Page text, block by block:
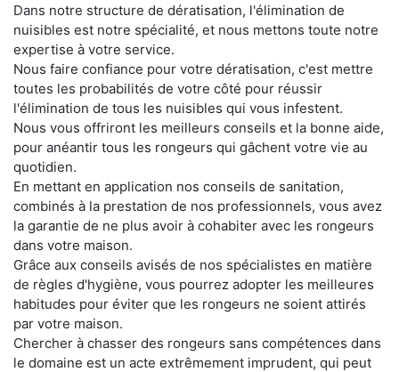
Dans notre structure de dératisation, l'élimination de
nuisibles est notre spécialité, et nous mettons toute notre
expertise à votre service.
Nous faire confiance pour votre dératisation, c'est mettre
toutes les probabilités de votre côté pour réussir
l'élimination de tous les nuisibles qui vous infestent.
Nous vous offriront les meilleurs conseils et la bonne aide,
pour anéantir tous les rongeurs qui gâchent votre vie au
quotidien.
En mettant en application nos conseils de sanitation,
combinés à la prestation de nos professionnels, vous avez
la garantie de ne plus avoir à cohabiter avec les rongeurs
dans votre maison.
Grâce aux conseils avisés de nos spécialistes en matière
de règles d'hygiène, vous pourrez adopter les meilleures
habitudes pour éviter que les rongeurs ne soient attirés
par votre maison.
Chercher à chasser des rongeurs sans compétences dans
le domaine est un acte extrêmement imprudent, qui peut